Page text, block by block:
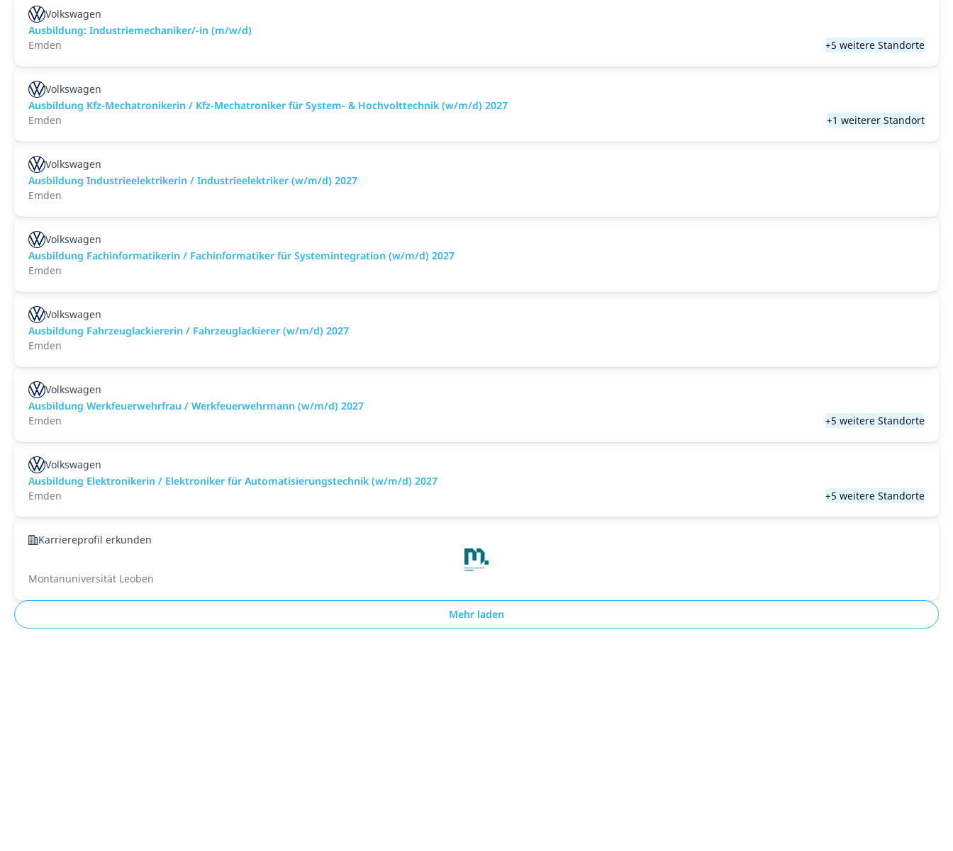
Volkswagen
Ausbildung: Industriemechaniker/-in (m/w/d)
Emden
+5 weitere Standorte
Volkswagen
Ausbildung Kfz-Mechatronikerin / Kfz-Mechatroniker für System- & Hochvolttechnik (w/m/d) 2027
Emden
+1 weiterer Standort
Volkswagen
Ausbildung Industrieelektrikerin / Industrieelektriker (w/m/d) 2027
Emden
Volkswagen
Ausbildung Fachinformatikerin / Fachinformatiker für Systemintegration (w/m/d) 2027
Emden
Volkswagen
Ausbildung Fahrzeuglackiererin / Fahrzeuglackierer (w/m/d) 2027
Emden
Volkswagen
Ausbildung Werkfeuerwehrfrau / Werkfeuerwehrmann (w/m/d) 2027
Emden
+5 weitere Standorte
Volkswagen
Ausbildung Elektronikerin / Elektroniker für Automatisierungstechnik (w/m/d) 2027
Emden
+5 weitere Standorte
Karriereprofil erkunden
Montanuniversität Leoben
Mehr laden